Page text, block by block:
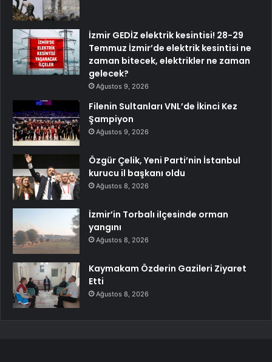
İzmir GEDİZ elektrik kesintisi! 28-29
Temmuz İzmir’de elektrik kesintisi ne
zaman bitecek, elektrikler ne zaman
gelecek?
Ağustos 9, 2026
Filenin Sultanları VNL’de İkinci Kez
Şampiyon
Ağustos 9, 2026
Özgür Çelik, Yeni Parti’nin İstanbul
kurucu il başkanı oldu
Ağustos 8, 2026
İzmir’in Torbalı ilçesinde orman
yangını
Ağustos 8, 2026
Kaymakam Özderin Gazileri Ziyaret
Etti
Ağustos 8, 2026